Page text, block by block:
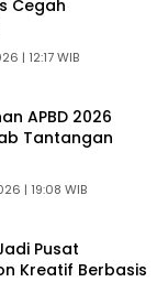
Cegah
| 12:17 WIB
APBD 2026
Tantangan
| 19:08 WIB
Pusat
Kreatif Berbasis